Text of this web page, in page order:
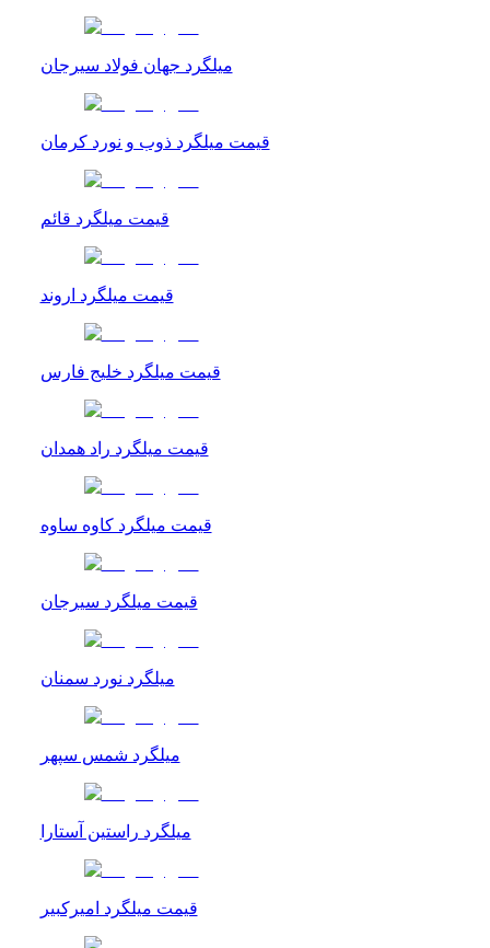
میلگرد جهان فولاد سیرجان
قیمت میلگرد ذوب و نورد کرمان
قیمت میلگرد قائم
قیمت میلگرد اروند
قیمت میلگرد خلیج فارس
قیمت میلگرد راد همدان
قیمت میلگرد کاوه ساوه
قیمت میلگرد سیرجان
میلگرد نورد سمنان
میلگرد شمس سپهر
میلگرد راستین آستارا
قیمت میلگرد امیرکبیر